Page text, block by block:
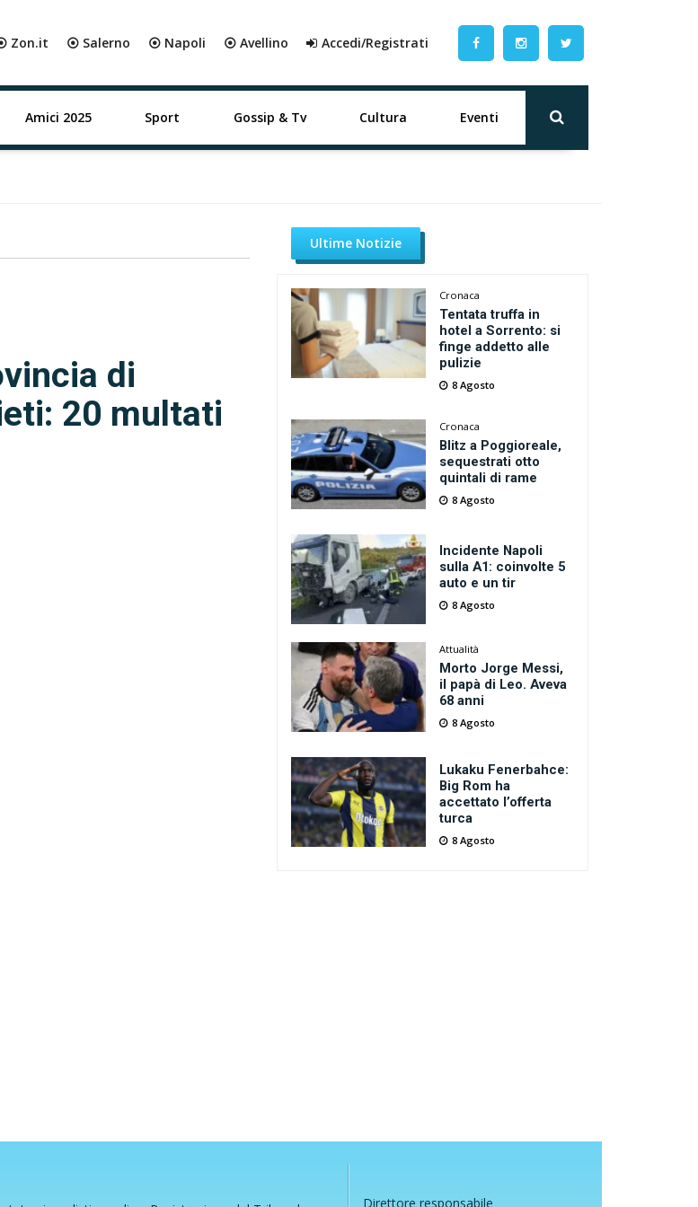
Zon.it ⦿ Salerno ⦿ Napoli ⦿ Avellino Accedi/Registrati
Amici 2025 Sport Gossip & Tv Cultura Eventi
di
20 multati
Ultime Notizie
Cronaca
Tentata truffa in
hotel a Sorrento: si
finge addetto alle
pulizie
8 Agosto
Cronaca
Blitz a Poggioreale,
sequestrati otto
quintali di rame
8 Agosto
Incidente Napoli
sulla A1: coinvolte 5
auto e un tir
8 Agosto
Attualità
Morto Jorge Messi,
il papà di Leo. Aveva
68 anni
8 Agosto
Lukaku Fenerbahce:
Big Rom ha
accettato l’offerta
turca
8 Agosto
Direttore responsabile